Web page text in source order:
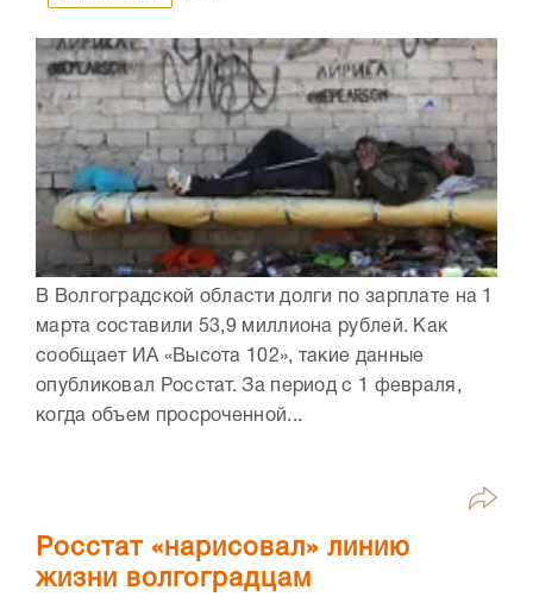
В Волгоградской области долги по зарплате на 1
марта составили 53,9 миллиона рублей. Как
сообщает ИА «Высота 102», такие данные
опубликовал Росстат. За период с 1 февраля,
когда объем просроченной...
Росстат «нарисовал» линию
жизни волгоградцам